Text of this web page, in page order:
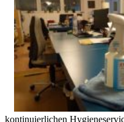
kontinuierlichen